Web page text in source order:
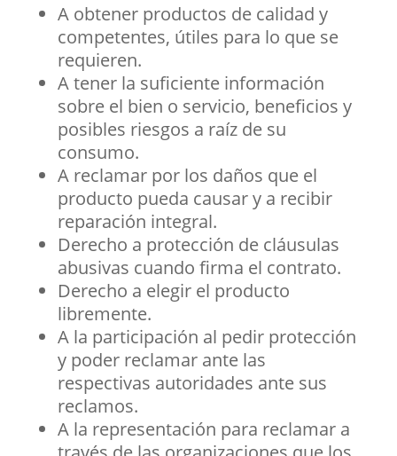
A obtener productos de calidad y
competentes, útiles para lo que se
requieren.
A tener la suficiente información
sobre el bien o servicio, beneficios y
posibles riesgos a raíz de su
consumo.
A reclamar por los daños que el
producto pueda causar y a recibir
reparación integral.
Derecho a protección de cláusulas
abusivas cuando firma el contrato.
Derecho a elegir el producto
libremente.
A la participación al pedir protección
y poder reclamar ante las
respectivas autoridades ante sus
reclamos.
A la representación para reclamar a